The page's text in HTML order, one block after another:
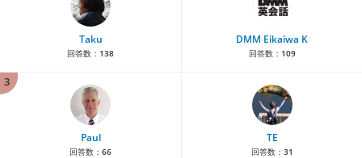
Taku
回答数： 138
DMM Eikaiwa K
回答数： 109
3
Paul
回答数： 66
TE
回答数： 31